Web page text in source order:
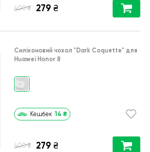
400 ₴ 279 ₴
Силіконовий чохол "Dark Coquette" для
Huawei Honor 8
Кешбек 14 ₴
400 ₴ 279 ₴